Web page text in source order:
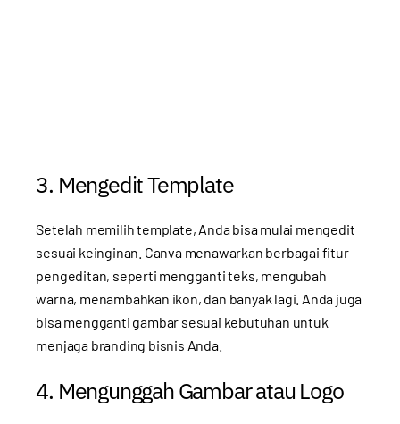
3. Mengedit Template
Setelah memilih template, Anda bisa mulai mengedit
sesuai keinginan. Canva menawarkan berbagai fitur
pengeditan, seperti mengganti teks, mengubah
warna, menambahkan ikon, dan banyak lagi. Anda juga
bisa mengganti gambar sesuai kebutuhan untuk
menjaga branding bisnis Anda.
4. Mengunggah Gambar atau Logo